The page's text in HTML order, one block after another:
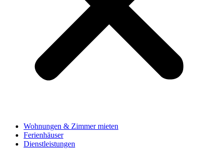
Wohnungen & Zimmer mieten
Ferienhäuser
Dienstleistungen